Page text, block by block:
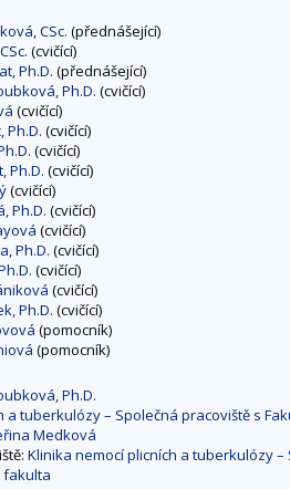
CSc. (přednášející)
(cvičící)
Ph.D. (přednášející)
Ph.D. (cvičící)
(cvičící)
Ph.D. (cvičící)
(cvičící)
Ph.D. (cvičící)
(cvičící)
Ph.D. (cvičící)
(cvičící)
Ph.D. (cvičící)
(cvičící)
(cvičící)
Ph.D. (cvičící)
(pomocník)
(pomocník)
Ph.D.
a tuberkulózy – Společná pracoviště s
Medková
Klinika nemocí plicních a tuberkulózy
fakulta